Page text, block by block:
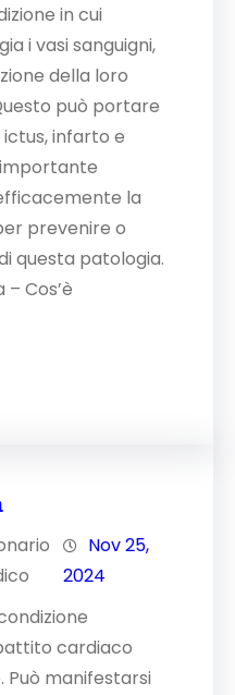
in cui
i vasi sanguigni,
della loro
può portare
infarto e
la
prevenire o
questa patologia.
Cos’è
Nov 25,
2024
cardiaco
manifestarsi